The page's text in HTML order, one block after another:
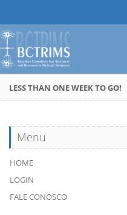
LESS THAN ONE WEEK TO GO!
Menu
HOME
LOGIN
FALE CONOSCO